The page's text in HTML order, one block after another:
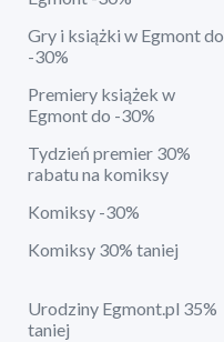
Gry i książki w Egmont do
-30%
Premiery książek w
Egmont do -30%
Tydzień premier 30%
rabatu na komiksy
Komiksy -30%
Komiksy 30% taniej
Urodziny Egmont.pl 35%
taniej